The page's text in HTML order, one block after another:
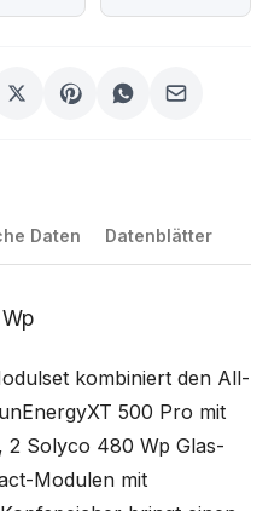
Daten Datenblätter
kombiniert den All-
500 Pro mit
2 Solyco 480 Wp Glas-
Modulen mit